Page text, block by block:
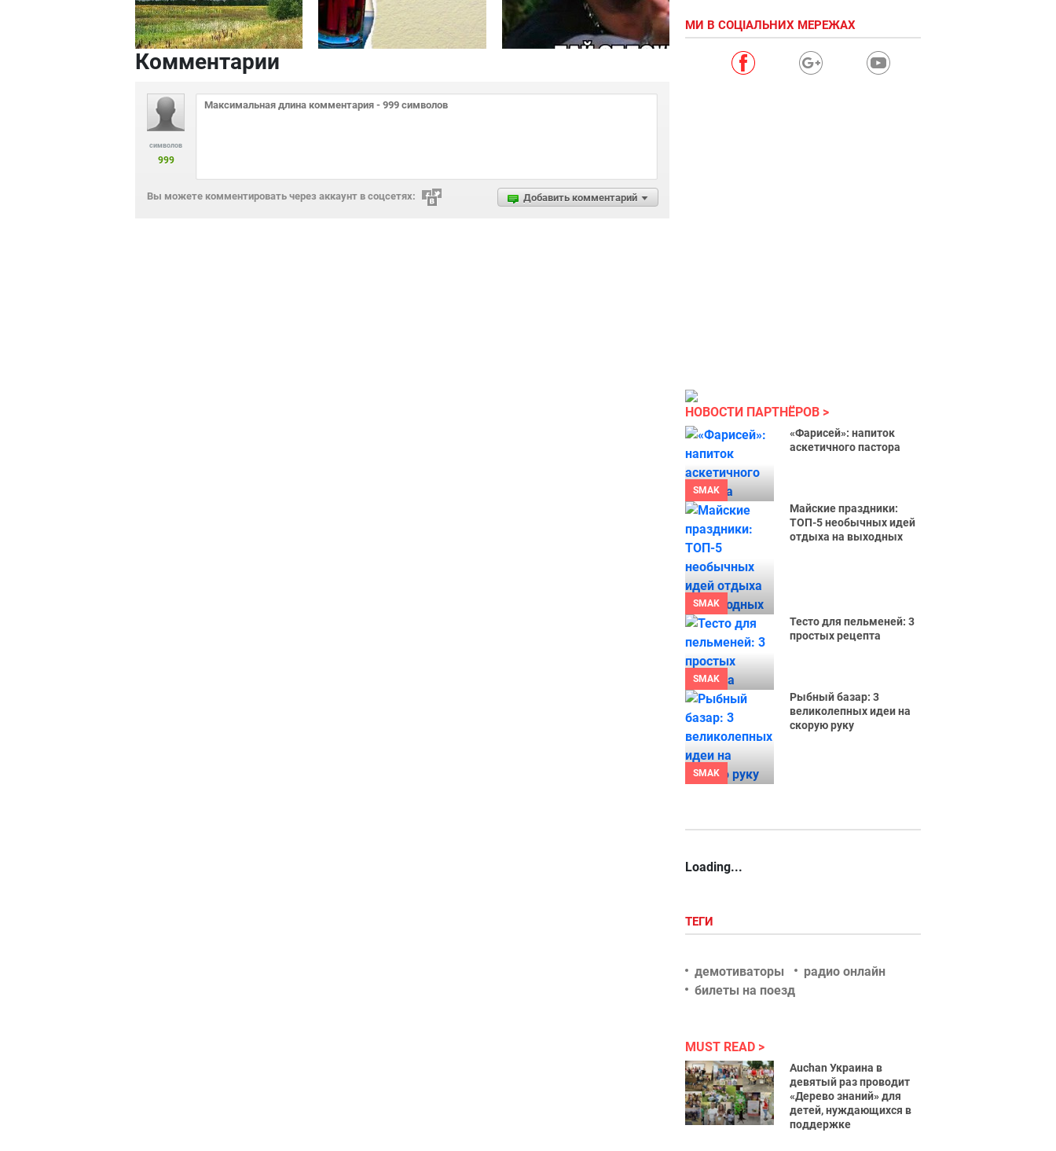
Комментарии
символов
999
Добавить комментарий
Вы можете комментировать через аккаунт в соцсетях:
МИ В СОЦІАЛЬНИХ МЕРЕЖАХ
НОВОСТИ ПАРТНЁРОВ
SMAK
«Фарисей»: напиток
аскетичного пастора
SMAK
Майские праздники:
ТОП-5 необычных идей
отдыха на выходных
SMAK
Тесто для пельменей: 3
простых рецепта
SMAK
Рыбный базар: 3
великолепных идеи на
скорую руку
Loading...
ТЕГИ
демотиваторы
радио онлайн
билеты на поезд
MUST READ
Auchan Украина в
девятый раз проводит
«Дерево знаний» для
детей, нуждающихся в
поддержке